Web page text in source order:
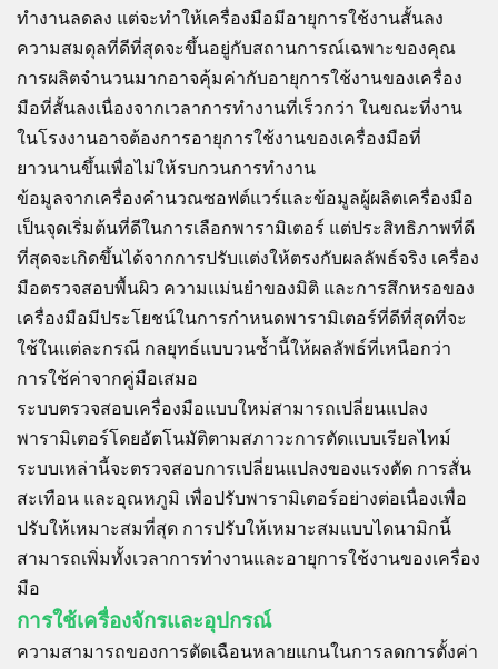
ทำงานลดลง แต่จะทำให้เครื่องมือมีอายุการใช้งานสั้นลง
ความสมดุลที่ดีที่สุดจะขึ้นอยู่กับสถานการณ์เฉพาะของคุณ
การผลิตจำนวนมากอาจคุ้มค่ากับอายุการใช้งานของเครื่อง
มือที่สั้นลงเนื่องจากเวลาการทำงานที่เร็วกว่า ในขณะที่งาน
ในโรงงานอาจต้องการอายุการใช้งานของเครื่องมือที่
ยาวนานขึ้นเพื่อไม่ให้รบกวนการทำงาน
ข้อมูลจากเครื่องคำนวณซอฟต์แวร์และข้อมูลผู้ผลิตเครื่องมือ
เป็นจุดเริ่มต้นที่ดีในการเลือกพารามิเตอร์ แต่ประสิทธิภาพที่ดี
ที่สุดจะเกิดขึ้นได้จากการปรับแต่งให้ตรงกับผลลัพธ์จริง เครื่อง
มือตรวจสอบพื้นผิว ความแม่นยำของมิติ และการสึกหรอของ
เครื่องมือมีประโยชน์ในการกำหนดพารามิเตอร์ที่ดีที่สุดที่จะ
ใช้ในแต่ละกรณี กลยุทธ์แบบวนซ้ำนี้ให้ผลลัพธ์ที่เหนือกว่า
การใช้ค่าจากคู่มือเสมอ
ระบบตรวจสอบเครื่องมือแบบใหม่สามารถเปลี่ยนแปลง
พารามิเตอร์โดยอัตโนมัติตามสภาวะการตัดแบบเรียลไทม์
ระบบเหล่านี้จะตรวจสอบการเปลี่ยนแปลงของแรงตัด การสั่น
สะเทือน และอุณหภูมิ เพื่อปรับพารามิเตอร์อย่างต่อเนื่องเพื่อ
ปรับให้เหมาะสมที่สุด การปรับให้เหมาะสมแบบไดนามิกนี้
สามารถเพิ่มทั้งเวลาการทำงานและอายุการใช้งานของเครื่อง
มือ
การใช้เครื่องจักรและอุปกรณ์
ความสามารถของการตัดเฉือนหลายแกนในการลดการตั้งค่า